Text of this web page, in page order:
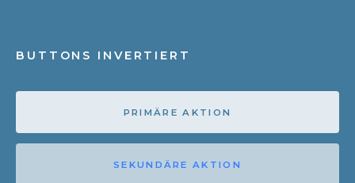
BUTTONS INVERTIERT
PRIMÄRE AKTION
SEKUNDÄRE AKTION